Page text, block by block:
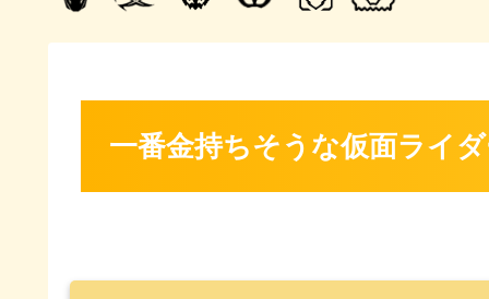
一番金持ちそうな仮面ライ